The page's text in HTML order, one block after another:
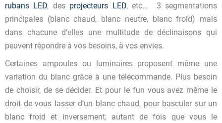
rubans LED, des projecteurs LED, etc... 3 segmentations
principales (blanc chaud, blanc neutre, blanc froid) mais
dans chacune d’elles une multitude de déclinaisons qui
peuvent répondre à vos besoins, à vos envies.
Certaines ampoules ou luminaires proposent même une
variation du blanc grâce à une télécommande. Plus besoin
de choisir, de se décider. Et pour le fun vous avez même le
droit de vous lasser d’un blanc chaud, pour basculer sur un
blanc froid et inversement, autant de fois que vous le